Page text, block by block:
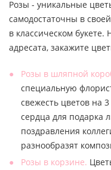
Розы - уникальные
самодостаточны в
в классическом букете.
адресата, закажите
Розы в шляпной
специальную
свежесть цветов на
сердца для подарка
поздравления
разнообразят
Розы в корзине.